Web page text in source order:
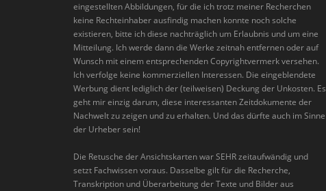
eingestellten Abbildungen, für die ich trotz meiner Recherchen
keine Rechteinhaber ausfindig machen konnte noch solche
existieren, bitte ich diese nachträglich um Erlaubnis und um eine
Mitteilung. Ich werde dann die Werke zeitnah entfernen oder auf
Wunsch mit einem entsprechenden Copyrightvermerk versehen.
Ich verfolge keine kommerziellen Interessen. Die eingeblendete
Werbung dient lediglich der (teilweisen) Deckung der Unkosten. Es
geht mir einzig darum, diese interessanten Zeitdokumente der
Nachwelt zu zeigen und zu erhalten. Und das dürfte auch im Sinne
der Urheber sein!
Die Retusche der Ansichtskarten war SEHR zeitaufwändig und
setzt Fachwissen voraus. Dasselbe gilt für die Recherche,
Transkription und Überarbeitung der Texte und Bilder aus